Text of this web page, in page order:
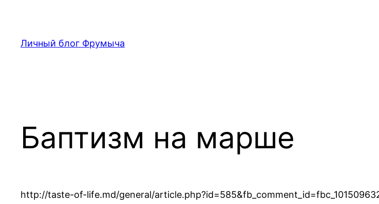
содержимому
Личный блог Фрумыча
Баптизм на марше
http://taste-of-life.md/general/